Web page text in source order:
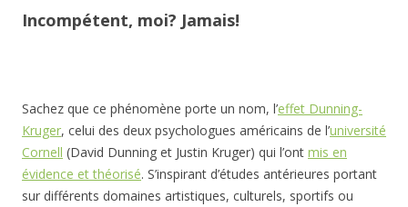
Incompétent, moi? Jamais!
Sachez que ce phénomène porte un nom, l’effet Dunning-
Kruger, celui des deux psychologues américains de l’université
Cornell (David Dunning et Justin Kruger) qui l’ont mis en
évidence et théorisé. S’inspirant d’études antérieures portant
sur différents domaines artistiques, culturels, sportifs ou